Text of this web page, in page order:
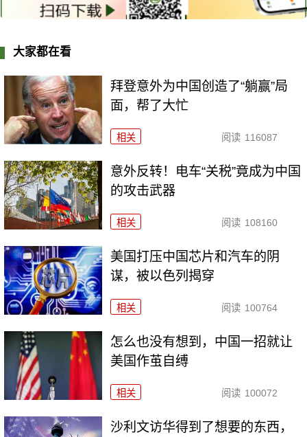
大家都在看
拜登意外为中国创造了“躺赢”局
面，帮了大忙
相关 阅读 116087
意外反转！电车“关税”竟成为中国
的攻击武器
相关 阅读 108160
美国打压中国芯片和汽车的阴
谋，被以色列揭穿
相关 阅读 100764
怎么也没有想到，中国一招就让
美国作茧自缚
相关 阅读 100072
沙利文访华得到了想要的东西，